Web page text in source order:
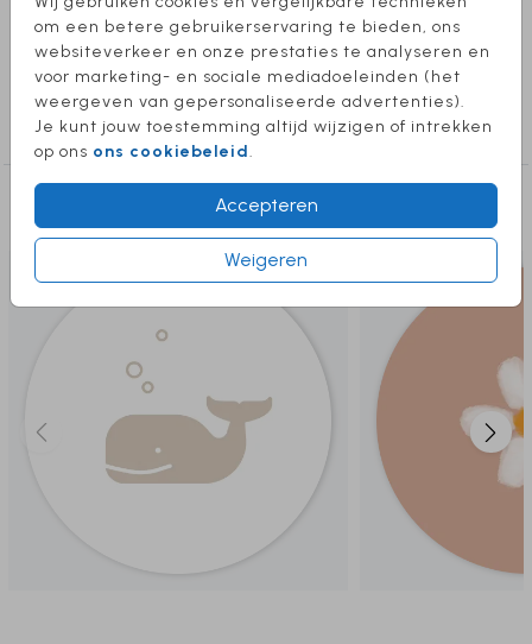
om een betere gebruikerservaring te bieden, ons
websiteverkeer en onze prestaties te analyseren en
voor marketing- en sociale mediadoeleinden (het
weergeven van gepersonaliseerde advertenties).
Je kunt jouw toestemming altijd wijzigen of intrekken
op ons ons cookiebeleid.
Accepteren
Weigeren
mij een berichtje, dan kijk ik wat ik voor je kan
betekenen!
Toon meer
Collectie
sluitstickers geboortekaartjes
Deze producten vind je misschien ook
leuk